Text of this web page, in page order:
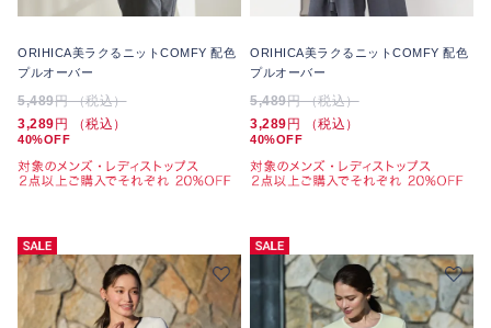
ORIHICA美ラクるニットCOMFY 配色
プルオーバー
5,489円 （税込）
3,289 円 （税込）
40%OFF
ORIHICA美ラクるニットCOMFY 配色
プルオーバー
5,489円 （税込）
3,289 円 （税込）
40%OFF